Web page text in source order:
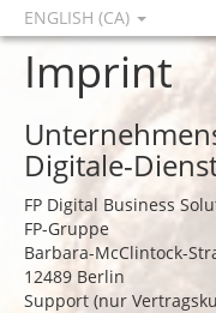
ENGLISH (CA)
Imprint
Digitale-
FP Digital Business
FP-Gruppe
Barbara-McClintock-
12489 Berlin
Support (nur